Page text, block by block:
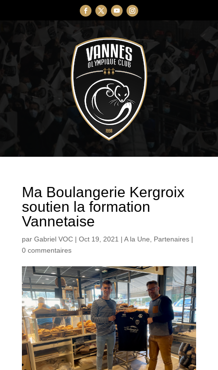
Ma Boulangerie Kergroix
soutien la formation
Vannetaise
par Gabriel VOC| Oct 19, 2021 | A la Une, Partenaires|
0 commentaires